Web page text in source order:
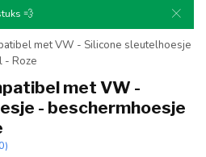
💨
met VW - Silicone sleutelhoesje
- Roze
met VW -
- beschermhoesje